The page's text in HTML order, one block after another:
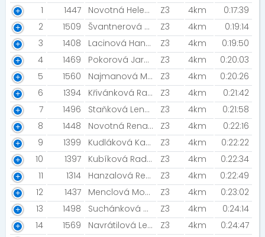
1
1447 Novotná Helena Z3 4km
0:17:39
2
1509 Švantnerová Dana Z3 4km
0:19:14
3
1408 Lacinová Hana [ZFP2025] Z3 4km
0:19:50
4
1469 Pokorová Jaroslava [Báječné ženy v běhu] Z3 4km
0:20:03
5
1560 Najmanová Marcela [NR Team HK] Z3 4km
0:20:26
6
1394 Křivánková Radka [MIZUNO TEAM ] Z3 4km
0:21:42
7
1496 Staňková Lenka Z3 4km
0:21:58
8
1448 Novotná Renata Z3 4km
0:22:16
9
1399 Kudláková Karla [Nestárnoucí Senioři] Z3 4km
0:22:22
10
1397 Kubíková Radka [ŠBV] Z3 4km
0:22:34
11
1314 Hanzalová Renata [MIZUNO TEAM / NIGHT RUN TEAM] Z3 4km
0:22:49
12
1437 Menclová Monika [Night Run Team] Z3 4km
0:23:02
13
1498 Suchánková Vlasta Z3 4km
0:24:14
14
1569 Navrátilová Lenka [Bez Hranic] Z3 4km
0:24:47